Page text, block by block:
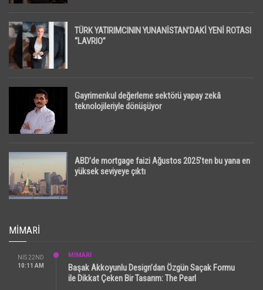
TÜRK YATIRIMCININ YUNANİSTAN’DAKİ YENİ ROTASI
“LAVRIO”
Gayrimenkul değerleme sektörü yapay zekâ
teknolojileriyle dönüşüyor
ABD’de mortgage faizi Ağustos 2025’ten bu yana en
yüksek seviyeye çıktı
MIMARI
NIS 22ND
10:11 AM
MİMARİ
Başak Akkoyunlu Design’dan Özgün Saçak Formu
ile Dikkat Çeken Bir Tasarım: The Pearl